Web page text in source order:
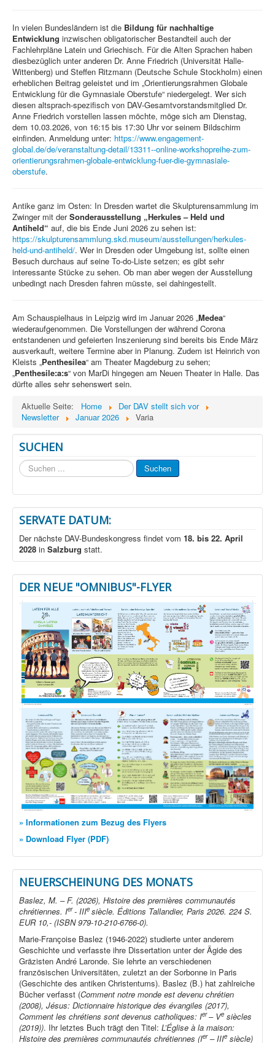
In vielen Bundesländern ist die Bildung für nachhaltige
Entwicklung inzwischen obligatorischer Bestandteil auch der
Fachlehrpläne Latein und Griechisch. Für die Alten Sprachen haben
diesbezüglich unter anderen Dr. Anne Friedrich (Universität Halle-
Wittenberg) und Steffen Ritzmann (Deutsche Schule Stockholm) einen
erheblichen Beitrag geleistet und im „Orientierungsrahmen Globale
Entwicklung für die Gymnasiale Oberstufe“ niedergelegt. Wer sich
diesen altsprach-spezifisch von DAV-Gesamtvorstandsmitglied Dr.
Anne Friedrich vorstellen lassen möchte, möge sich am Dienstag,
dem 10.03.2026, von 16:15 bis 17:30 Uhr vor seinem Bildschirm
einfinden. Anmeldung unter: https://www.engagement-
global.de/de/veranstaltung-detail/13311--online-workshopreihe-zum-
orientierungsrahmen-globale-entwicklung-fuer-die-gymnasiale-
oberstufe.
Antike ganz im Osten: In Dresden wartet die Skulpturensammlung im
Zwinger mit derSonderausstellung „Herkules – Held und
Antiheld“ auf, die bis Ende Juni 2026 zu sehen ist:
https://skulpturensammlung.skd.museum/ausstellungen/herkules-
held-und-antiheld/. Wer in Dresden oder Umgebung ist, sollte einen
Besuch durchaus auf seine To-do-Liste setzen; es gibt sehr
interessante Stücke zu sehen. Ob man aber wegen der Ausstellung
unbedingt nach Dresden fahren müsste, sei dahingestellt.
Am Schauspielhaus in Leipzig wird im Januar 2026 „Medea“
wiederaufgenommen. Die Vorstellungen der während Corona
entstandenen und gefeierten Inszenierung sind bereits bis Ende März
ausverkauft, weitere Termine aber in Planung. Zudem ist Heinrich von
Kleists „Penthesilea“ am Theater Magdeburg zu sehen;
„Penthesile:a:s“ von MarDi hingegen am Neuen Theater in Halle. Das
dürfte alles sehr sehenswert sein.
Aktuelle Seite:
Home
Der DAV stellt sich vor
Newsletter
Januar 2026 Varia
SUCHEN
Suchen
...
Suchen
SERVATE DATUM:
Der nächste DAV-Bundeskongress findet vom 18. bis 22. April
2028 in Salzburg statt.
DER NEUE "OMNIBUS"-FLYER
» Informationen zum Bezug des Flyers
» Download Flyer (PDF)
NEUERSCHEINUNG DES MONATS
Baslez, M. – F. (2026), Histoire des premières communautés
chrétiennes. Ier- IIIe siècle. Éditions Tallandier, Paris 2026. 224 S.
EUR 10,- (ISBN 979-10-210-6766-0).
Marie-Françoise Baslez (1946-2022) studierte unter anderem
Geschichte und verfasste ihre Dissertation unter der Ägide des
Gräzisten André Laronde. Sie lehrte an verschiedenen
französischen Universitäten, zuletzt an der Sorbonne in Paris
(Geschichte des antiken Christentums). Baslez (B.) hat zahlreiche
Bücher verfasst (Comment notre monde est devenu chrétien
(2008), Jésus: Dictionnaire historique des évangiles (2017),
Comment les chrétiens sont devenus catholiques: Ier– Ve siècles
(2019)). Ihr letztes Buch trägt den Titel: L’Église à la maison:
Histoire des premières communautés chrétiennes (Ier– IIIe siècle)